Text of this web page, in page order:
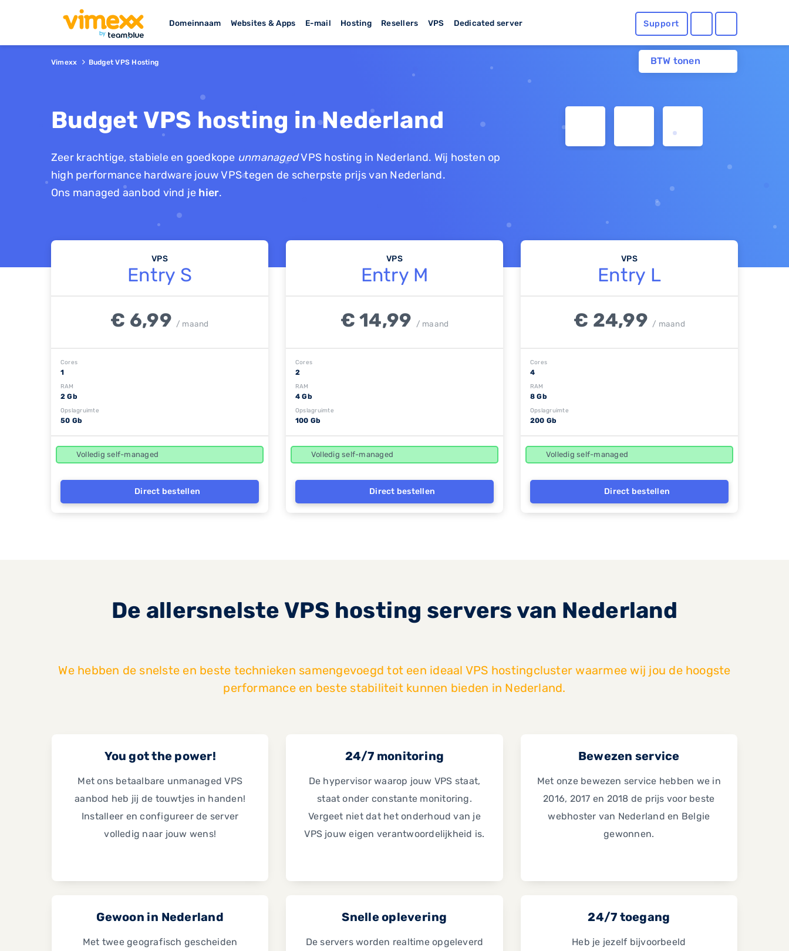
Domeinnaam Websites & Apps E-mail Hosting Resellers VPS Dedicated server Support
BTW tonen
Vimexx Budget VPS Hosting
Budget VPS hosting in Nederland
Zeer krachtige, stabiele en goedkope unmanagedVPS hosting in Nederland. Wij hosten op
high performance hardware jouw VPS tegen de scherpste prijs van Nederland.
Ons managed aanbod vind je hier.
VPS
Entry S
€ 6,99 / maand
Cores
1
RAM
2 Gb
Opslagruimte
50 Gb
Volledig self-managed
Direct bestellen
VPS
Entry M
€ 14,99 / maand
Cores
2
RAM
4 Gb
Opslagruimte
100 Gb
Volledig self-managed
Direct bestellen
VPS
Entry L
€ 24,99 / maand
Cores
4
RAM
8 Gb
Opslagruimte
200 Gb
Volledig self-managed
Direct bestellen
De allersnelste VPS hosting servers van Nederland
We hebben de snelste en beste technieken samengevoegd tot een ideaal VPS hostingcluster waarmee wij jou de hoogste
performance en beste stabiliteit kunnen bieden in Nederland.
You got the power!
Met ons betaalbare unmanaged VPS
aanbod heb jij de touwtjes in handen!
Installeer en configureer de server
volledig naar jouw wens!
24/7 monitoring
De hypervisor waarop jouw VPS staat,
staat onder constante monitoring.
Vergeet niet dat het onderhoud van je
VPS jouw eigen verantwoordelijkheid is.
Bewezen service
Met onze bewezen service hebben we in
2016, 2017 en 2018 de prijs voor beste
webhoster van Nederland en Belgie
gewonnen.
Gewoon in Nederland
Met twee geografisch gescheiden
Snelle oplevering
De servers worden realtime opgeleverd
24/7 toegang
Heb je jezelf bijvoorbeeld